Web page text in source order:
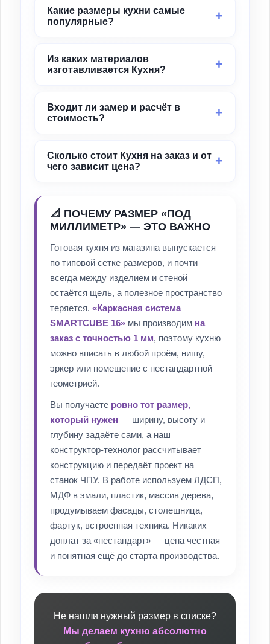
Какие размеры кухни самые
популярные?
Из каких материалов
изготавливается Кухня?
Входит ли замер и расчёт в
стоимость?
Сколько стоит Кухня на заказ и от
чего зависит цена?
📐 ПОЧЕМУ РАЗМЕР «ПОД
МИЛЛИМЕТР» — ЭТО ВАЖНО
Готовая кухня из магазина выпускается
по типовой сетке размеров, и почти
всегда между изделием и стеной
остаётся щель, а полезное пространство
теряется. «Каркасная система
SMARTCUBE 16» мы производим на
заказ с точностью 1 мм, поэтому кухню
можно вписать в любой проём, нишу,
эркер или помещение с нестандартной
геометрией.
Вы получаете ровно тот размер,
который нужен — ширину, высоту и
глубину задаёте сами, а наш
конструктор-технолог рассчитывает
конструкцию и передаёт проект на
станок ЧПУ. В работе используем ЛДСП,
МДФ в эмали, пластик, массив дерева,
продумываем фасады, столешница,
фартук, встроенная техника. Никаких
доплат за «нестандарт» — цена честная
и понятная ещё до старта производства.
Не нашли нужный размер в списке?
Мы делаем кухню абсолютно